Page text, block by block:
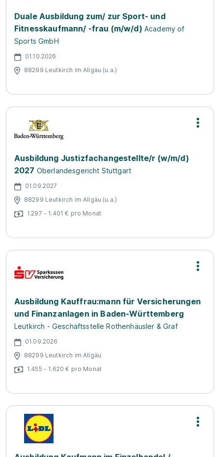
Duale Ausbildung zum/ zur Sport- und
Fitnesskaufmann/ -frau (m/w/d) Academy of
Sports GmbH
01.10.2026
88299 Leutkirch im Allgäu (u.a.)
Ausbildung Justizfachangestellte/r (w/m/d)
2027 Oberlandesgericht Stuttgart
01.09.2027
88299 Leutkirch im Allgäu (u.a.)
1.297 - 1.401 € pro Monat
Ausbildung Kauffrau:mann für Versicherungen
und Finanzanlagen in Baden-Württemberg
Leutkirch - Geschäftsstelle Rothenhäusler & Graf
01.09.2026
88299 Leutkirch im Allgäu
1.455 - 1.620 € pro Monat